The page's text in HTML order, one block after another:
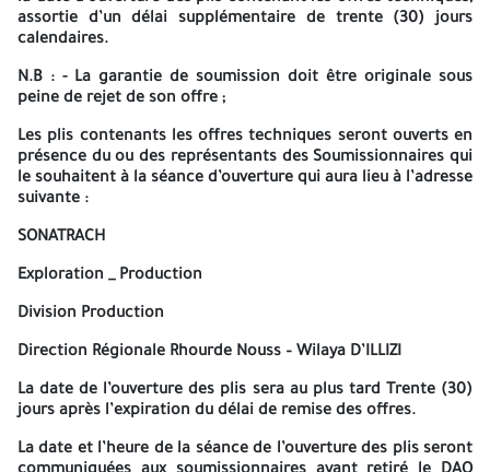
Prestations de maintenance des Installations de froid et
Climatisation des Infrastructures de la direction Hamra
»
Activité Exploration _ Production – Division Production
Direction Régionale Rhourde Nouss
Le délai de retrait du dossier d'appel d'offres est de Trente-cinq
publication de l'appel d'offres dans le Bulletin des Appels
Sur présentation :
Une copie de l’extrait du registre de commerce électronique,
assortie d’un délai supplémentaire de trente (30) jours
calendaires.
N.B : - La garantie de soumission doit être originale sous
peine de rejet de son offre ;
Les plis contenants les offres techniques seront ouverts en
présence du ou des représentants des Soumissionnaires qui
le souhaitent à la séance d’ouverture qui aura lieu à l’adresse
suivante :
SONATRACH
Exploration _ Production
Division Production
Direction Régionale Rhourde Nouss – Wilaya D’ILLIZI
La date de l’ouverture des plis sera au plus tard Trente (30)
jours après l’expiration du délai de remise des offres.
La date et l’heure de la séance de l’ouverture des plis seront